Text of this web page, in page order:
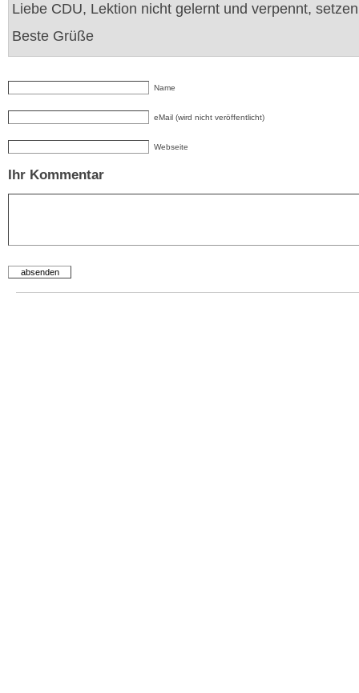
Liebe CDU, Lektion nicht gelernt und verpennt,
Beste Grüße
Name
eMail (wird nicht veröffentlicht)
Webseite
Ihr Kommentar